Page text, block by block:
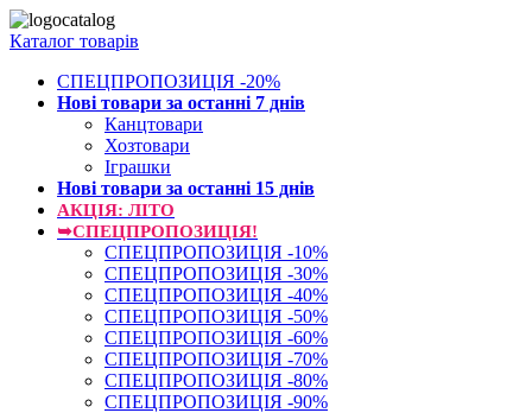
Каталог товарів
СПЕЦПРОПОЗИЦІЯ -20%
Нові товари за останнi 7 днiв
Канцтовари
Хозтовари
Іграшки
Нові товари за останнi 15 днiв
АКЦІЯ: ЛІТО
➥СПЕЦПРОПОЗИЦІЯ!
СПЕЦПРОПОЗИЦІЯ -10%
СПЕЦПРОПОЗИЦІЯ -30%
СПЕЦПРОПОЗИЦІЯ -40%
СПЕЦПРОПОЗИЦІЯ -50%
СПЕЦПРОПОЗИЦІЯ -60%
СПЕЦПРОПОЗИЦІЯ -70%
СПЕЦПРОПОЗИЦІЯ -80%
СПЕЦПРОПОЗИЦІЯ -90%